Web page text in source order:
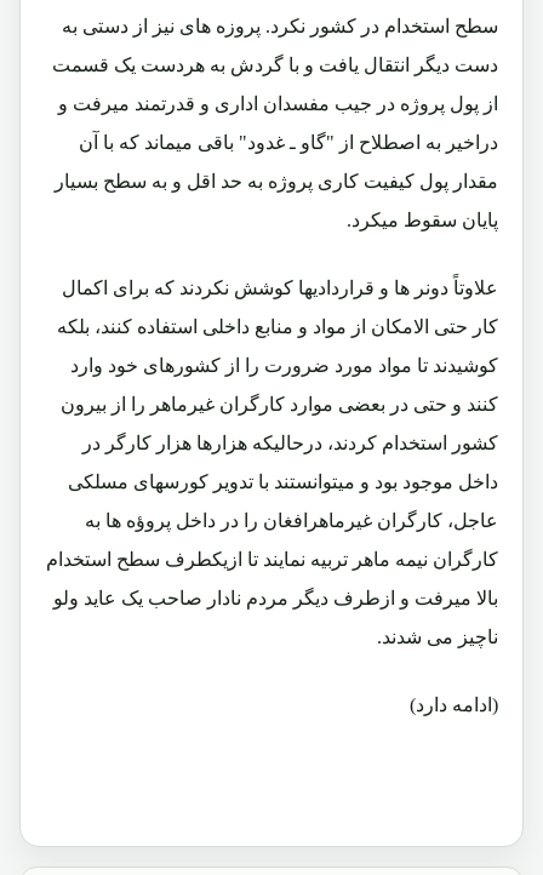
سطح استخدام در کشور نکرد. پروزه های نیز از دستی به
دست دیگر انتقال یافت و با گردش به هردست یک قسمت
از پول پروژه در جیب مفسدان اداری و قدرتمند میرفت و
دراخیر به اصطلاح از "گاو ـ غدود" باقی میماند که با آن
مقدار پول کیفیت کاری پروژه به حد اقل و به سطح بسیار
پایان سقوط میکرد.
علاوتاً دونر ها و قراردادیها کوشش نکردند که برای اکمال
کار حتی الامکان از مواد و منابع داخلی استفاده کنند، بلکه
کوشیدند تا مواد مورد ضرورت را از کشورهای خود وارد
کنند و حتی در بعضی موارد کارگران غیرماهر را از بیرون
کشور استخدام کردند، درحالیکه هزارها هزار کارگر در
داخل موجود بود و میتوانستند با تدویر کورسهای مسلکی
عاجل، کارگران غیرماهرافغان را در داخل پروؤه ها به
کارگران نیمه ماهر تربیه نمایند تا ازیکطرف سطح استخدام
بالا میرفت و ازطرف دیگر مردم نادار صاحب یک عاید ولو
ناچیز می شدند.
(ادامه دارد)